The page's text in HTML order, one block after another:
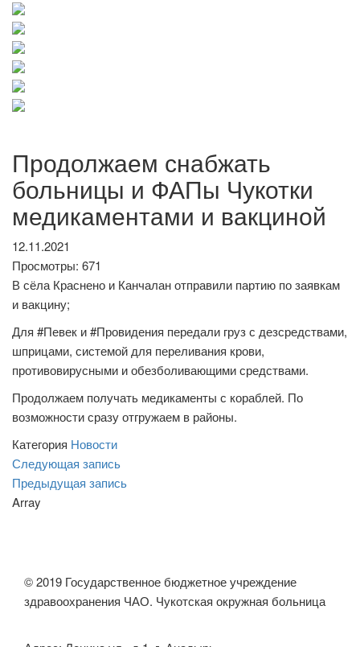
Продолжаем снабжать
больницы и ФАПы Чукотки
медикаментами и вакциной
12.11.2021
Просмотры: 671
В сёла Краснено и Канчалан отправили партию по заявкам
и вакцину;
Для #Певек и #Провидения передали груз с дезсредствами,
шприцами, системой для переливания крови,
противовирусными и обезболивающими средствами.
Продолжаем получать медикаменты с кораблей. По
возможности сразу отгружаем в районы.
Категория Новости
Навигация
по
записям
Следующая записьСледующая
запись
Предыдущая записьПредыдущая
Array
© 2019 Государственное бюджетное учреждение
здравоохранения ЧАО. Чукотская окружная больница